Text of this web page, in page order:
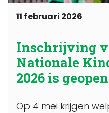
11 februari 2026
Inschrijving
Nationale
2026 is
Op 4 mei krijgen